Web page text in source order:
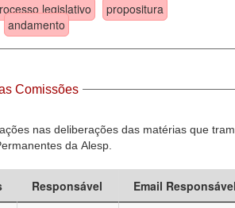
legislativo
propositura
andamento
Comissões
nas deliberações das matérias que
da Alesp.
Responsável
Email